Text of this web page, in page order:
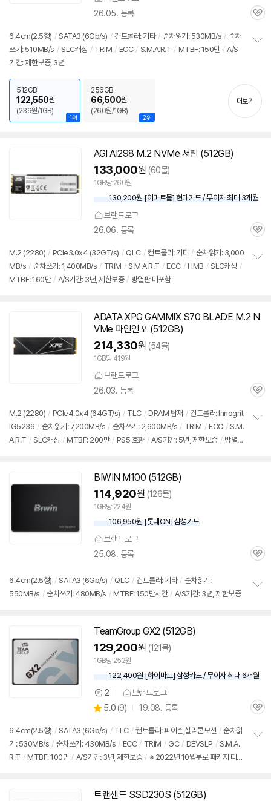
26.05. 등록
관
6.4cm(2.5형) / SATA3 (6Gb/s) / 컨트롤러: 기타 / 순차읽기: 530MB/s / 순차
쓰기: 510MB/s / SLC캐싱 / TRIM / ECC / S.M.A.R.T / MTBF: 150만 / A/S
기간: 제한보증, 3년
기
1위
512GB
122,550원
(239원/1GB)
2위
256GB
66,500원
(260원/1GB)
더보기
AGI AI298 M.2 NVMe 서린 (512GB)
133,000원 (60몰)
1GB당 260원
130,200원 [이마트몰] 현대카드 / 무이자 최대 3개월
브랜드로그
26.06. 등록
관
M.2 (2280) / PCIe3.0x4 (32GT/s) / QLC / 컨트롤러: 기타 / 순차읽기: 3,000
MB/s / 순차쓰기: 1,400MB/s / TRIM / S.M.A.R.T / ECC / HMB / SLC캐싱 /
MTBF: 160만 / A/S기간: 3년, 제한보증 / 방열판 미포함
기
ADATA XPG GAMMIX S70 BLADE M.2 N
VMe 파인인포 (512GB)
214,330원 (54몰)
1GB당 419원
브랜드로그
26.03. 등록
관
M.2 (2280) / PCIe4.0x4 (64GT/s) / TLC / DRAM 탑재 / 컨트롤러: Innogrit
IG5236 / 순차읽기: 7,200MB/s / 순차쓰기: 2,600MB/s / TRIM / ECC / S.M.
A.R.T / SLC캐싱 / MTBF: 200만 / PS5 호환 / A/S기간: 5년, 제한보증 / 방열판
BIWIN M100 (512GB)
114,920원 (126몰)
1GB당 224원
106,950원 [롯데ON] 삼성카드
브랜드로그
25.08. 등록
관
6.4cm(2.5형) / SATA3 (6Gb/s) / QLC / 컨트롤러: 기타 / 순차읽기:
550MB/s / 순차쓰기: 480MB/s / MTBF: 150만시간 / A/S기간: 3년, 제한보증
TeamGroup GX2 (512GB)
129,200원 (121몰)
1GB당 252원
122,400원 [하이마트] 삼성카드 / 무이자 최대 6개월
상
품
견
2 브랜드로그
별
점
5.0 (상
리
뷰
9) 19.08. 등록
관
6.4cm(2.5형) / SATA3 (6Gb/s) / TLC / 컨트롤러: 파이슨,실리콘모션 / 순차읽
기: 530MB/s / 순차쓰기: 430MB/s / ECC / TRIM / GC / DEVSLP / S.M.A.
R.T / MTBF: 100만 / A/S기간: 3년, 제한보증 / ※ 2022년 10월부로 패키지 디자
트랜센드 SSD230S (512GB)